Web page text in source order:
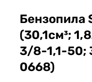
Бензопила
(30,1см³;
3/8-1,1-50;
0668)